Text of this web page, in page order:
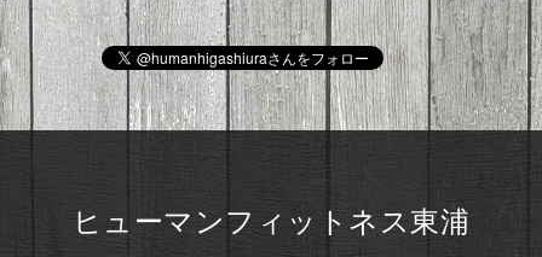
ヒューマンフィットネス東浦